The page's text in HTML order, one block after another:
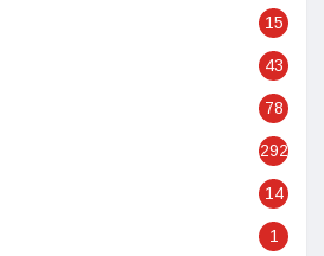
15
43
78
292
14
1